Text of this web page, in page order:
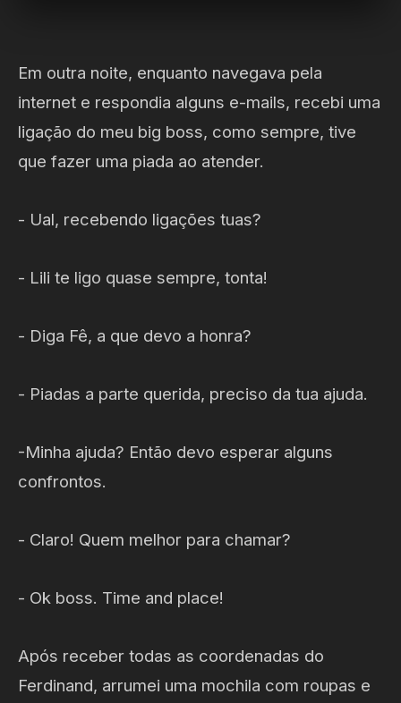
Em outra noite, enquanto navegava pela
internet e respondia alguns e-mails, recebi uma
ligação do meu big boss, como sempre, tive
que fazer uma piada ao atender.
- Ual, recebendo ligações tuas?
- Lili te ligo quase sempre, tonta!
- Diga Fê, a que devo a honra?
- Piadas a parte querida, preciso da tua ajuda.
-Minha ajuda? Então devo esperar alguns
confrontos.
- Claro! Quem melhor para chamar?
- Ok boss. Time and place!
Após receber todas as coordenadas do
Ferdinand, arrumei uma mochila com roupas e